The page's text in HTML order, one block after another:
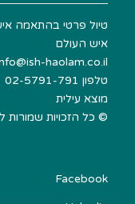
טיול פרטי בהתאמה
איש העולם
haolam.co.il
טלפון 02-5791-791
מוצא עילית
© כל הזכויות שמורות
Facebook